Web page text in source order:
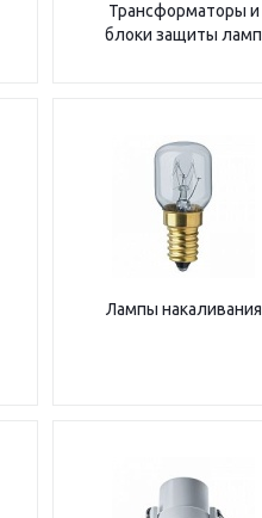
Трансформаторы и
блоки защиты ламп
Лампы накаливания